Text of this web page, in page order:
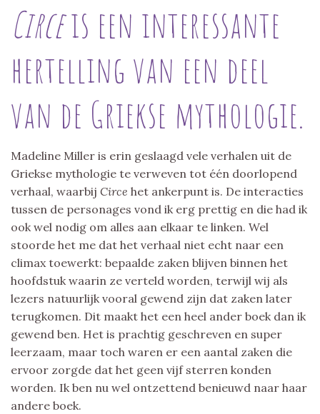
Circeis een interessante
hertelling van een deel
van de Griekse mythologie.
Madeline Miller is erin geslaagd vele verhalen uit de
Griekse mythologie te verweven tot één doorlopend
verhaal, waarbij Circe het ankerpunt is. De interacties
tussen de personages vond ik erg prettig en die had ik
ook wel nodig om alles aan elkaar te linken. Wel
stoorde het me dat het verhaal niet echt naar een
climax toewerkt: bepaalde zaken blijven binnen het
hoofdstuk waarin ze verteld worden, terwijl wij als
lezers natuurlijk vooral gewend zijn dat zaken later
terugkomen. Dit maakt het een heel ander boek dan ik
gewend ben. Het is prachtig geschreven en super
leerzaam, maar toch waren er een aantal zaken die
ervoor zorgde dat het geen vijf sterren konden
worden. Ik ben nu wel ontzettend benieuwd naar haar
andere boek.